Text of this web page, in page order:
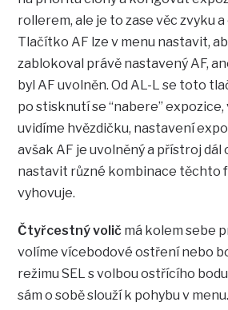
rollerem, ale je to zase věc zvyku
Tlačítko AF lze v menu nastavit,
zablokoval právě nastavený AF,
byl AF uvolněn. Od AL-L se toto
po stisknutí se “nabere” expozice,
uvidíme hvězdičku, nastavení
avšak AF je uvolněný a přístroj dál
nastavit různé kombinace těchto
vyhovuje.
Čtyřcestný volič má kolem sebe
volíme vícebodové ostření nebo
režimu SEL s volbou ostřícího
sám o sobě slouží k pohybu v menu.